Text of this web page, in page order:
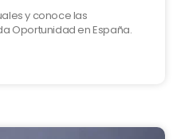
y conoce las
Oportunidad en España.